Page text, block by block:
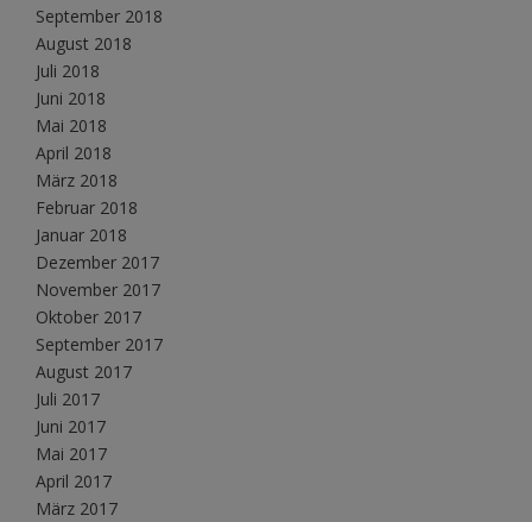
September 2018
August 2018
Juli 2018
Juni 2018
Mai 2018
April 2018
März 2018
Februar 2018
Januar 2018
Dezember 2017
November 2017
Oktober 2017
September 2017
August 2017
Juli 2017
Juni 2017
Mai 2017
April 2017
März 2017